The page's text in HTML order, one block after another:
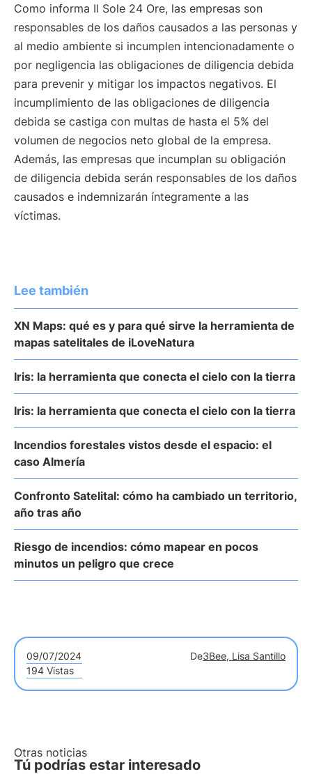
Como informa Il Sole 24 Ore, las empresas son
responsables de los daños causados a las personas y
al medio ambiente si incumplen intencionadamente o
por negligencia las obligaciones de diligencia debida
para prevenir y mitigar los impactos negativos. El
incumplimiento de las obligaciones de diligencia
debida se castiga con multas de hasta el 5% del
volumen de negocios neto global de la empresa.
Además, las empresas que incumplan su obligación
de diligencia debida serán responsables de los daños
causados e indemnizarán íntegramente a las
víctimas.
Lee también
XN Maps: qué es y para qué sirve la herramienta de
mapas satelitales de iLoveNatura
Iris: la herramienta que conecta el cielo con la tierra
Iris: la herramienta que conecta el cielo con la tierra
Incendios forestales vistos desde el espacio: el
caso Almería
Confronto Satelital: cómo ha cambiado un territorio,
año tras año
Riesgo de incendios: cómo mapear en pocos
minutos un peligro que crece
09/07/2024 De3Bee, Lisa Santillo
194 Vistas
Otras noticias
Tú podrías estar interesado